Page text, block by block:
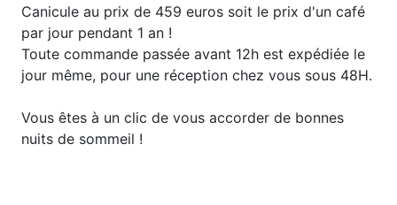
Canicule au prix de 459 euros soit le prix d'un café
par jour pendant 1 an !
Toute commande passée avant 12h est expédiée le
jour même, pour une réception chez vous sous 48H.
Vous êtes à un clic de vous accorder de bonnes
nuits de sommeil !